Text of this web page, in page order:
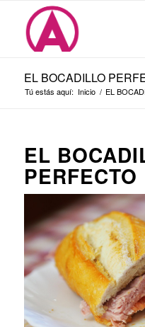
EL BOCADILLO
Tú estás aquí: Inicio / EL
EL
PERFECTO